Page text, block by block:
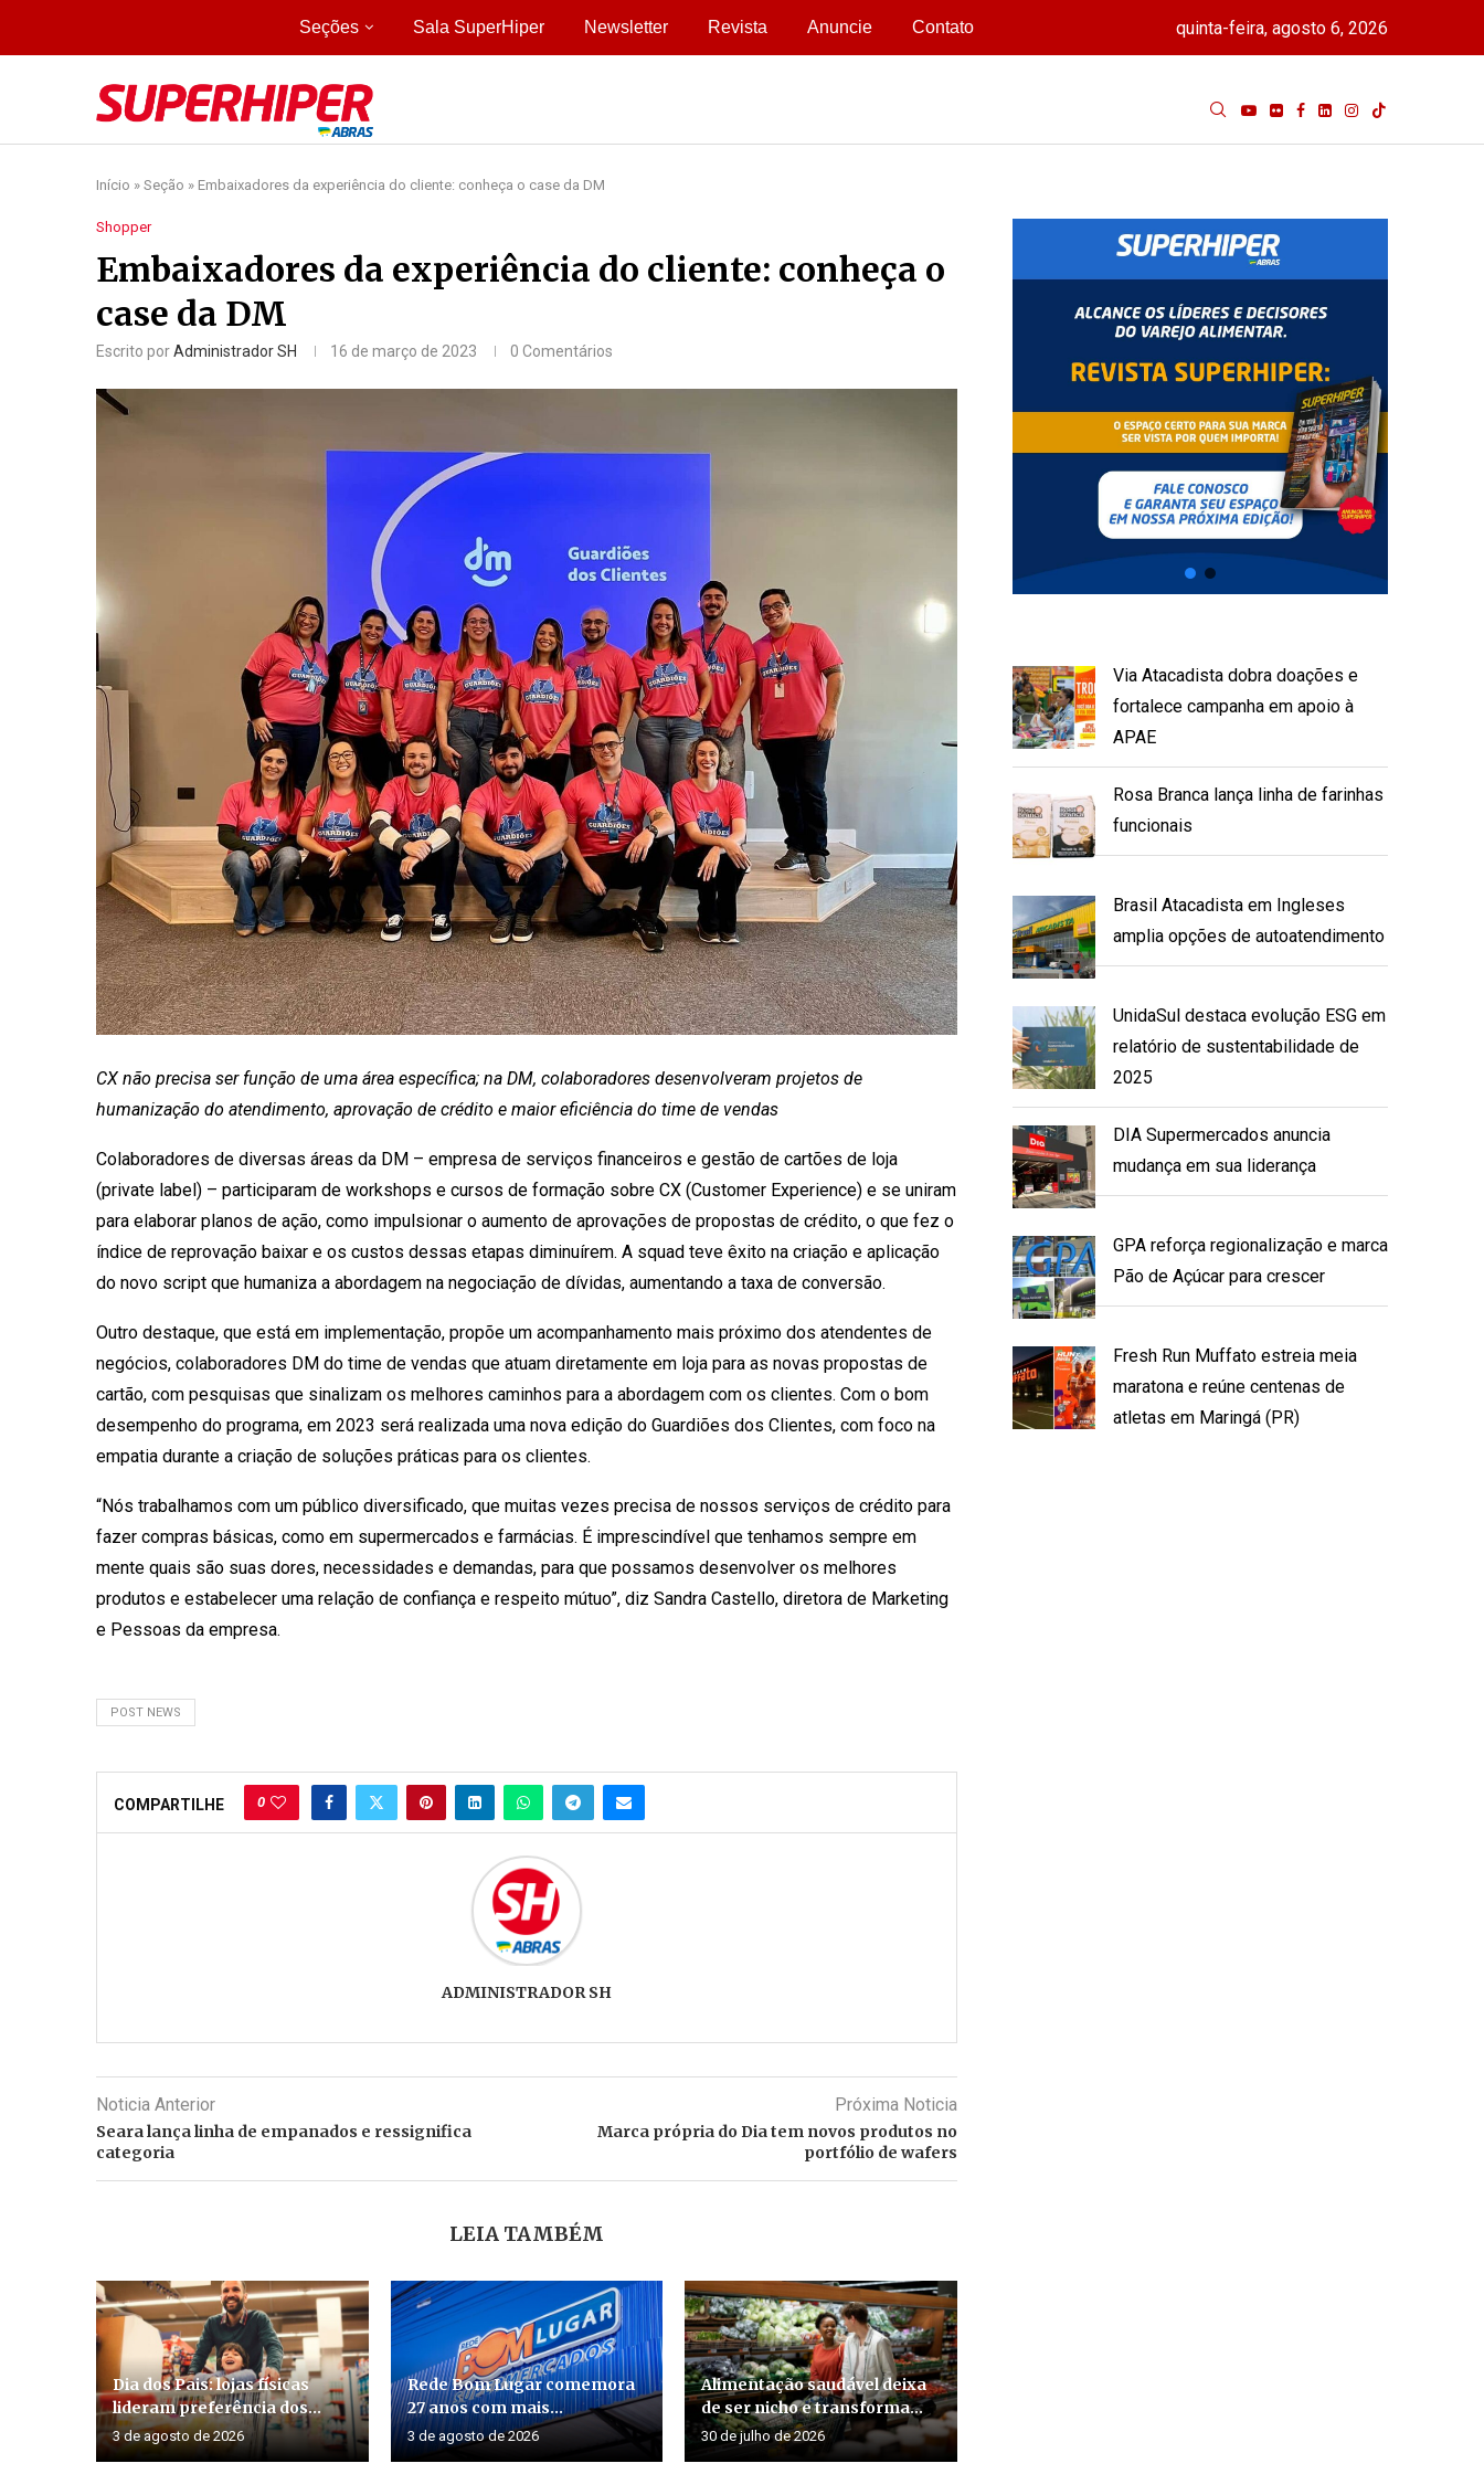
Seções Sala SuperHiper Newsletter Revista Anuncie Contato quinta-feira, agosto 6, 2026
Início » Seção » Embaixadores da experiência do cliente: conheça o case da DM
Shopper
Embaixadores da experiência do cliente: conheça o
case da DM
Escrito porAdministrador SH 16 de março de 2023 0 Comentários
CX não precisa ser função de uma área específica; na DM, colaboradores desenvolveram projetos de
humanização do atendimento, aprovação de crédito e maior eficiência do time de vendas
Colaboradores de diversas áreas da DM – empresa de serviços financeiros e gestão de cartões de loja
(private label) – participaram de workshops e cursos de formação sobre CX (Customer Experience) e se uniram
para elaborar planos de ação, como impulsionar o aumento de aprovações de propostas de crédito, o que fez o
índice de reprovação baixar e os custos dessas etapas diminuírem. A squad teve êxito na criação e aplicação
do novo script que humaniza a abordagem na negociação de dívidas, aumentando a taxa de conversão.
Outro destaque, que está em implementação, propõe um acompanhamento mais próximo dos atendentes de
negócios, colaboradores DM do time de vendas que atuam diretamente em loja para as novas propostas de
cartão, com pesquisas que sinalizam os melhores caminhos para a abordagem com os clientes. Com o bom
desempenho do programa, em 2023 será realizada uma nova edição do Guardiões dos Clientes, com foco na
empatia durante a criação de soluções práticas para os clientes.
“Nós trabalhamos com um público diversificado, que muitas vezes precisa de nossos serviços de crédito para
fazer compras básicas, como em supermercados e farmácias. É imprescindível que tenhamos sempre em
mente quais são suas dores, necessidades e demandas, para que possamos desenvolver os melhores
produtos e estabelecer uma relação de confiança e respeito mútuo”, diz Sandra Castello, diretora de Marketing
e Pessoas da empresa.
POST NEWS
COMPARTILHE 0
ADMINISTRADOR SH
Noticia Anterior
Seara lança linha de empanados e ressignifica
categoria
Próxima Noticia
Marca própria do Dia tem novos produtos no
portfólio de wafers
LEIA TAMBÉM
Dia dos Pais: lojas físicas
lideram preferência dos...
3 de agosto de 2026
Rede Bom Lugar comemora
27 anos com mais...
3 de agosto de 2026
Alimentação saudável deixa
de ser nicho e transforma...
30 de julho de 2026
Via Atacadista dobra doações e
fortalece campanha em apoio à
APAE
Rosa Branca lança linha de farinhas
funcionais
Brasil Atacadista em Ingleses
amplia opções de autoatendimento
UnidaSul destaca evolução ESG em
relatório de sustentabilidade de
2025
DIA Supermercados anuncia
mudança em sua liderança
GPA reforça regionalização e marca
Pão de Açúcar para crescer
Fresh Run Muffato estreia meia
maratona e reúne centenas de
atletas em Maringá (PR)